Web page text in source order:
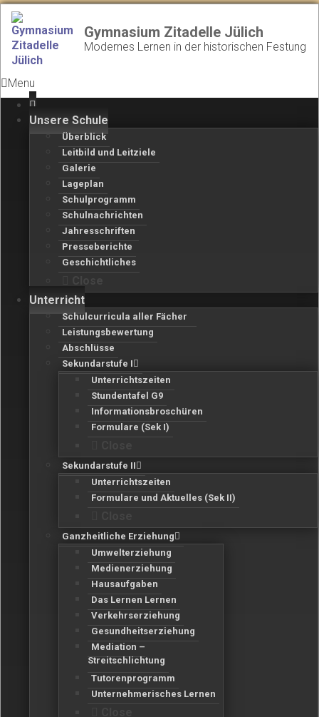
Gymnasium Zitadelle Jülich
Modernes Lernen in der historischen Festung
Menu
Unsere Schule
Überblick
Leitbild und Leitziele
Galerie
Lageplan
Schulprogramm
Schulnachrichten
Jahresschriften
Presseberichte
Geschichtliches
Unterricht
Schulcurricula aller Fächer
Leistungsbewertung
Abschlüsse
Sekundarstufe I
Unterrichtszeiten
Stundentafel G9
Informationsbroschüren
Formulare (Sek I)
Sekundarstufe II
Unterrichtszeiten
Formulare und Aktuelles (Sek II)
Ganzheitliche Erziehung
Umwelterziehung
Medienerziehung
Hausaufgaben
Das Lernen Lernen
Verkehrserziehung
Gesundheitserziehung
Mediation –
Streitschlichtung
Tutorenprogramm
Unternehmerisches Lernen